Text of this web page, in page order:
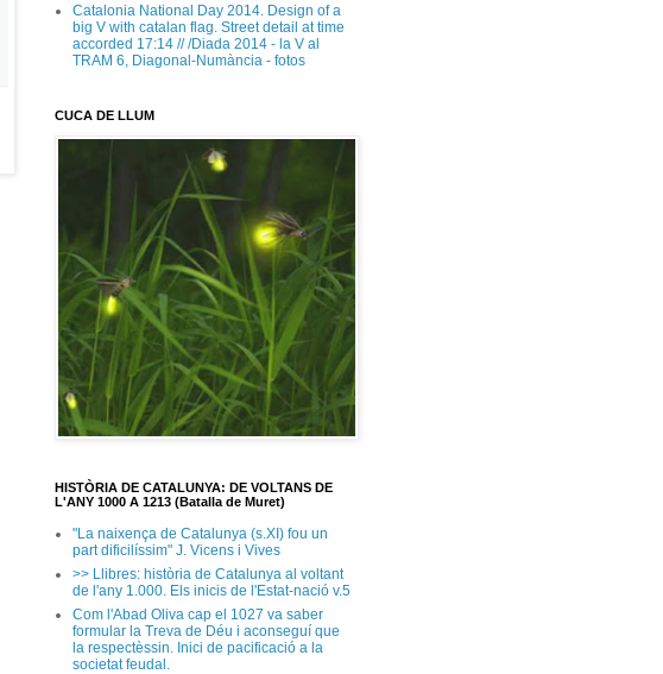
Catalonia National Day 2014. Design of a
big V with catalan flag. Street detail at time
accorded 17:14 // /Diada 2014 - la V al
TRAM 6, Diagonal-Numància - fotos
CUCA DE LLUM
HISTÒRIA DE CATALUNYA: DE VOLTANS DE
L'ANY 1000 A 1213 (Batalla de Muret)
"La naixença de Catalunya (s.XI) fou un
part dificilíssim" J. Vicens i Vives
>> Llibres: història de Catalunya al voltant
de l'any 1.000. Els inicis de l'Estat-nació v.5
Com l'Abad Oliva cap el 1027 va saber
formular la Treva de Déu i aconseguí que
la respectèssin. Inici de pacificació a la
societat feudal.